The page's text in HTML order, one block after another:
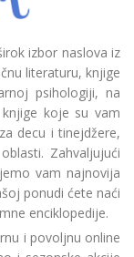
izbor naslova iz
literaturu, knjige
psihologiji, na
koje su vam
decu i tinejdžere,
Zahvaljujući
vam najnovija
ponudi ćete naći
enciklopedije.
i povoljnu online